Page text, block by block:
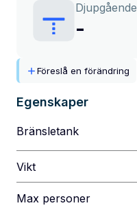
Djupgående
-
Föreslå en förändring
Egenskaper
Bränsletank
Vikt
Max personer